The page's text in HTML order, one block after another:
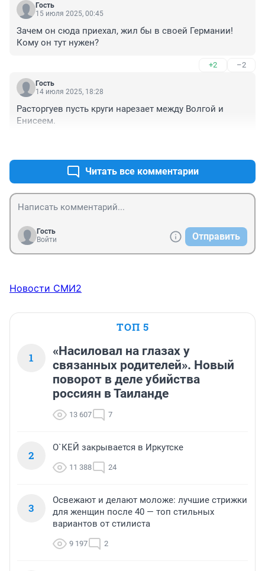
Гость
15 июля 2025, 00:45
Зачем он сюда приехал, жил бы в своей Германии!
Кому он тут нужен?
+2 –2
Гость
14 июля 2025, 18:28
Расторгуев пусть круги нарезает между Волгой и
Енисеем.
Читать все комментарии
Гость
Войти
Отправить
Новости СМИ2
ТОП 5
1
«Насиловал на глазах у
связанных родителей». Новый
поворот в деле убийства
россиян в Таиланде
13 607 7
2
О`КЕЙ закрывается в Иркутске
11 388 24
3
Освежают и делают моложе: лучшие стрижки
для женщин после 40 — топ стильных
вариантов от стилиста
9 197 2